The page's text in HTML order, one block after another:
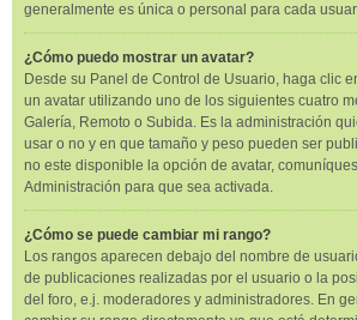
generalmente es única o personal para cada
¿Cómo puedo mostrar un avatar?
Desde su Panel de Control de Usuario, haga clic
un avatar utilizando uno de los siguientes cuatro
Galería, Remoto o Subida. Es la administración
usar o no y en que tamaño y peso pueden ser
no este disponible la opción de avatar,
Administración para que sea activada.
¿Cómo se puede cambiar mi rango?
Los rangos aparecen debajo del nombre de
de publicaciones realizadas por el usuario o la
del foro, e.j. moderadores y administradores. En